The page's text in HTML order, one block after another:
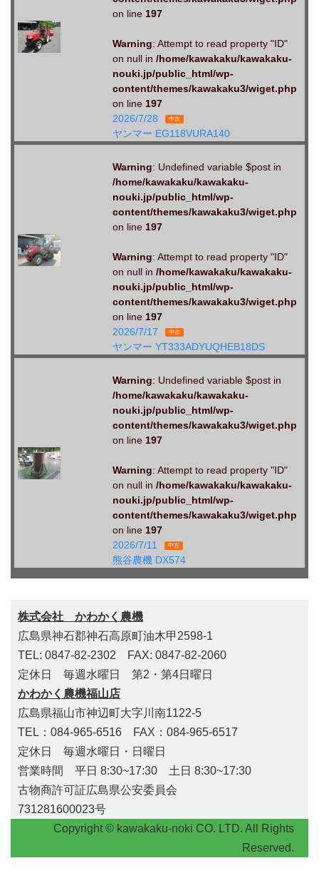
on line 197
Warning: Attempt to read property "ID"
on null in /home/kawakaku/kawakaku-
nouki.jp/public_html/wp-
content/themes/kawakaku3/wiget.php
on line 197
2026/7/28
中古
ヤンマー EG118VURA140
Warning: Undefined variable $post in
/home/kawakaku/kawakaku-
nouki.jp/public_html/wp-
content/themes/kawakaku3/wiget.php
on line 197
Warning: Attempt to read property "ID"
on null in /home/kawakaku/kawakaku-
nouki.jp/public_html/wp-
content/themes/kawakaku3/wiget.php
on line 197
2026/7/17
中古
ヤンマー YT333ADYUQHEB18DS
Warning: Undefined variable $post in
/home/kawakaku/kawakaku-
nouki.jp/public_html/wp-
content/themes/kawakaku3/wiget.php
on line 197
Warning: Attempt to read property "ID"
on null in /home/kawakaku/kawakaku-
nouki.jp/public_html/wp-
content/themes/kawakaku3/wiget.php
on line 197
2026/7/11
中古
熊谷農機 DX574
株式会社 かわかく農機
広島県神石郡神石高原町油木甲2598-1
TEL: 0847-82-2302 FAX: 0847-82-2060
定休日 毎週水曜日 第2・第4日曜日
かわかく農機福山店
広島県福山市神辺町大字川南1122-5
TEL：084-965-6516 FAX：084-965-6517
定休日 毎週水曜日・日曜日
営業時間 平日 8:30~17:30 土日 8:30~17:30
古物商許可証広島県公安委員会
731281600023号
Copyright © kawakaku-noki CO. LTD. All Rights
Reserved.